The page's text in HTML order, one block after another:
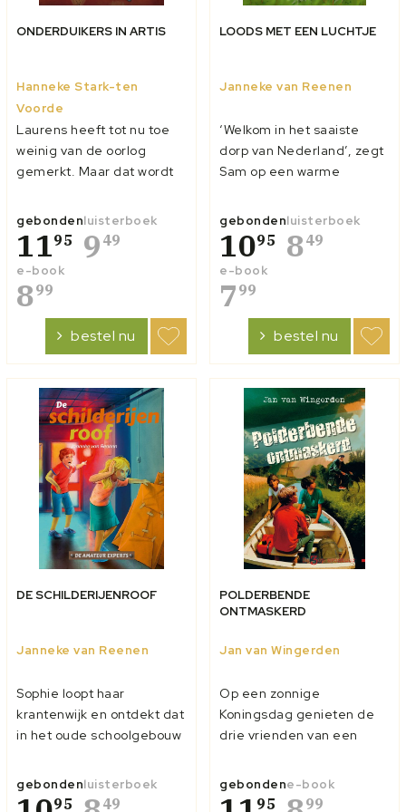
ONDERDUIKERS IN ARTIS
Hanneke Stark-ten
Voorde
Laurens heeft tot nu toe
weinig van de oorlog
gemerkt. Maar dat wordt
in de nacht bommen op de
dierentuin van zijn vader
worden gegooid. Maar dat
is niet het enige … Laurens
merkt dat er steeds
vreemde dingen
gebeuren in ART...
gebonden
1195
luisterboek
9 49
e-book
899
bestel nu
LOODS MET EEN LUCHTJE
Janneke van Reenen
‘Welkom in het saaiste
dorp van Nederland’, zegt
Sam op een warme
vader. Dat hij het bij het
verkeerde eind heeft,
ontdekt hij nog geen week
later. Sam doet samen
met zijn zus Sophie mee
aan een onderzoek naar
luchtkwaliteit. N...
gebonden
1095
luisterboek
849
e-book
7 99
bestel nu
DE SCHILDERIJENROOF
Janneke van Reenen
Sophie loopt haar
krantenwijk en ontdekt dat
in het oude schoolgebouw
neergestreken:
Prachtprint. Ze maken
gebonden
95
luisterboek
49
POLDERBENDE
ONTMASKERD
Jan van Wingerden
Op een zonnige
Koningsdag genieten de
drie vrienden van een
versierde dorpen in de
Alblasserwaard. Maar dan
gebonden
95
e-book
99